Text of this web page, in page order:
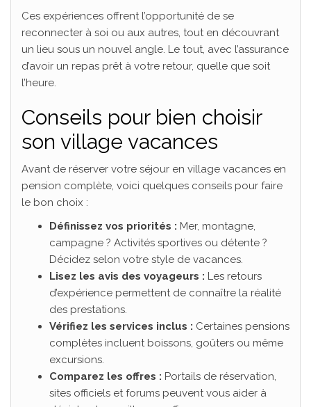
Ces expériences offrent l’opportunité de se
reconnecter à soi ou aux autres, tout en découvrant
un lieu sous un nouvel angle. Le tout, avec l’assurance
d’avoir un repas prêt à votre retour, quelle que soit
l’heure.
Conseils pour bien choisir
son village vacances
Avant de réserver votre séjour en village vacances en
pension complète, voici quelques conseils pour faire
le bon choix :
Définissez vos priorités : Mer, montagne,
campagne ? Activités sportives ou détente ?
Décidez selon votre style de vacances.
Lisez les avis des voyageurs : Les retours
d’expérience permettent de connaître la réalité
des prestations.
Vérifiez les services inclus : Certaines pensions
complètes incluent boissons, goûters ou même
excursions.
Comparez les offres : Portails de réservation,
sites officiels et forums peuvent vous aider à